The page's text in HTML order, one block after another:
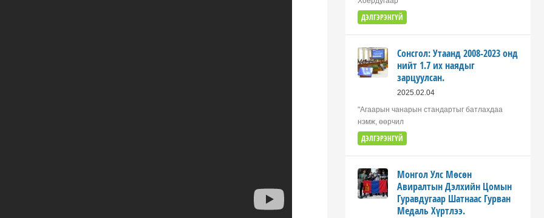
ДЭЛГЭРЭНГҮЙ
Сонсгол: Утаанд 2008-2023 онд
нийт 1.7 их наядыг
зарцуулсан.
2025.02.04
"Агаарын чанарын стандартыг батлахдаа
нэмж, өөрчил
ДЭЛГЭРЭНГҮЙ
Монгол Улс Мөсөн
Авиралтын Дэлхийн Цомын
Гуравдугаар Шатнаас Гурван
Медаль Хүртлээ.